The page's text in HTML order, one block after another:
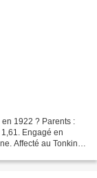
1922 ? Parents :
Engagé en
Affecté au Tonkin